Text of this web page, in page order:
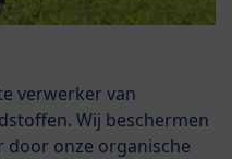
verwerker van
Wij beschermen
onze organische